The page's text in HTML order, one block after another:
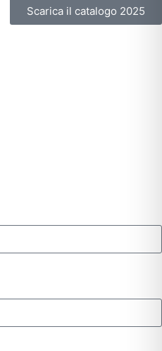
Scarica il catalogo 2025